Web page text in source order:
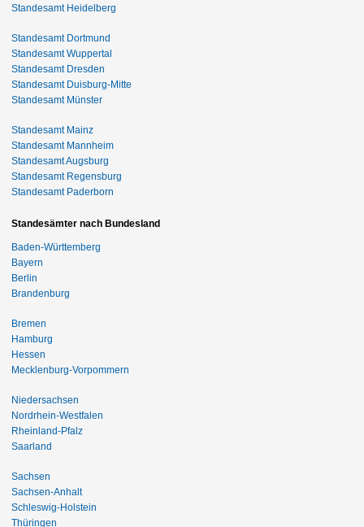
Standesamt Heidelberg
Standesamt Dortmund
Standesamt Wuppertal
Standesamt Dresden
Standesamt Duisburg-Mitte
Standesamt Münster
Standesamt Mainz
Standesamt Mannheim
Standesamt Augsburg
Standesamt Regensburg
Standesamt Paderborn
Standesämter nach Bundesland
Baden-Württemberg
Bayern
Berlin
Brandenburg
Bremen
Hamburg
Hessen
Mecklenburg-Vorpommern
Niedersachsen
Nordrhein-Westfalen
Rheinland-Pfalz
Saarland
Sachsen
Sachsen-Anhalt
Schleswig-Holstein
Thüringen